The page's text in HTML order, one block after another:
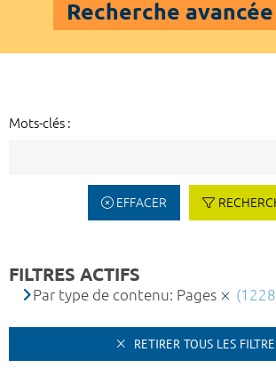
Recherche avancée
Mots-clés :
EFFACER
FILTRES ACTIFS
Par type de contenu: Pages
RETIRER TOUS LES